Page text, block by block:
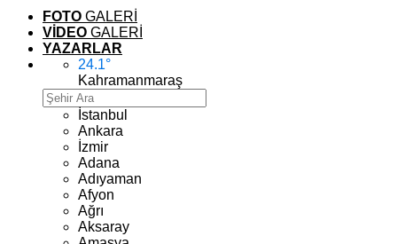
FOTO GALERİ
VİDEO GALERİ
YAZARLAR
24.1°
Kahramanmaraş
İstanbul
Ankara
İzmir
Adana
Adıyaman
Afyon
Ağrı
Aksaray